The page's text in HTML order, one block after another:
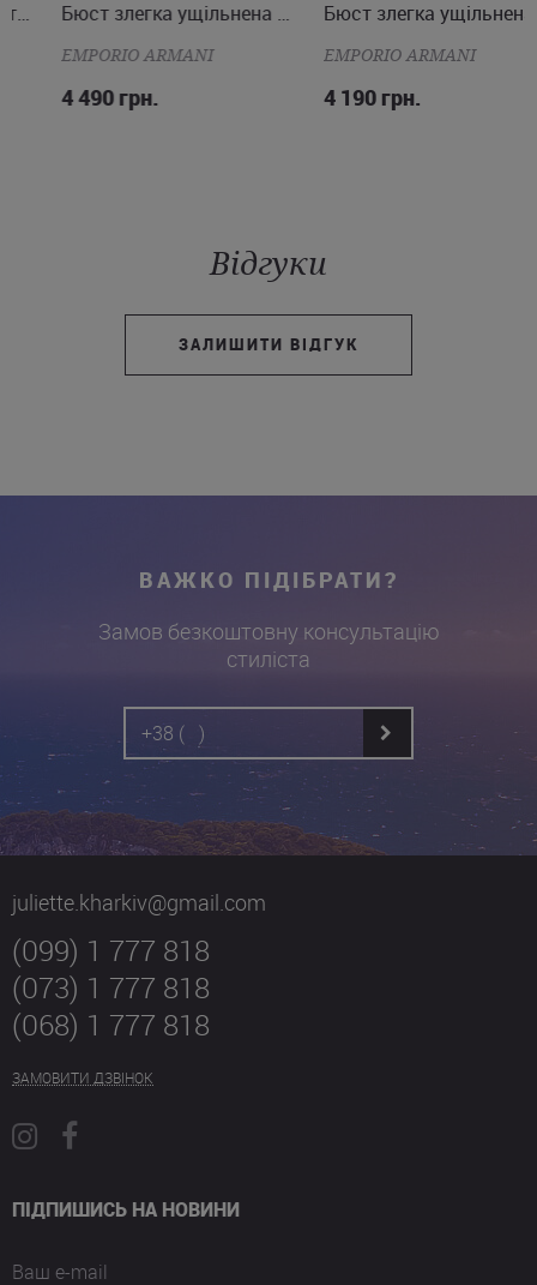
S M L Бюст злегка ущільнена чашка
EMPORIO ARMANI
4 490 грн.
S M L Бюст злегка ущільнена чашка
EMPORIO ARMANI
4 190 грн.
Відгуки
ЗАЛИШИТИ ВІДГУК
ВАЖКО ПІДІБРАТИ?
Замов безкоштовну консультацію
стиліста
juliette.kharkiv@gmail.com
(099) 1 777 818
(073) 1 777 818
(068) 1 777 818
ЗАМОВИТИ ДЗВІНОК
ПІДПИШИСЬ НА НОВИНИ
Ваш e-mail